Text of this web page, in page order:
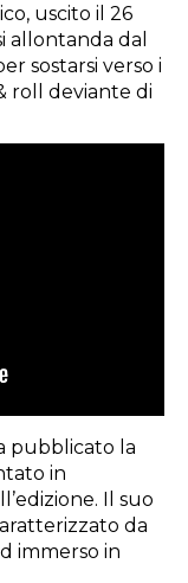
uscito il 26
allontanda dal
sostarsi verso i
roll deviante di
pubblicato la
in
Il suo
da
immerso in